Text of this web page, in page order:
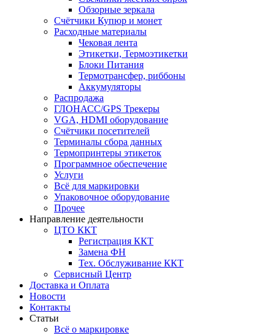
Обзорные зеркала
Счётчики Купюр и монет
Расходные материалы
Чековая лента
Этикетки, Термоэтикетки
Блоки Питания
Термотрансфер, риббоны
Аккумуляторы
Распродажа
ГЛОНАСС/GPS Трекеры
VGA, HDMI оборудование
Счётчики посетителей
Терминалы сбора данных
Термопринтеры этикеток
Программное обеспечение
Услуги
Всё для маркировки
Упаковочное оборудование
Прочее
Направление деятельности
ЦТО ККТ
Регистрация ККТ
Замена ФН
Тех. Обслуживание ККТ
Сервисный Центр
Доставка и Оплата
Новости
Контакты
Статьи
Всё о маркировке